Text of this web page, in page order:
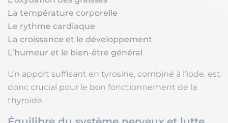
La température corporelle
Le rythme cardiaque
La croissance et le développement
L’humeur et le bien-être général
Un apport suffisant en tyrosine, combiné à l’iode, est
donc crucial pour le bon fonctionnement de la
thyroïde.